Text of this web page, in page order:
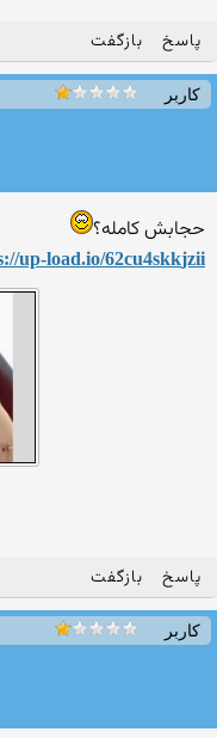
پاسخ بازگفت
کاربر
حجابش کامله؟
up-load.io/62cu4skkjzii
پاسخ بازگفت
کاربر